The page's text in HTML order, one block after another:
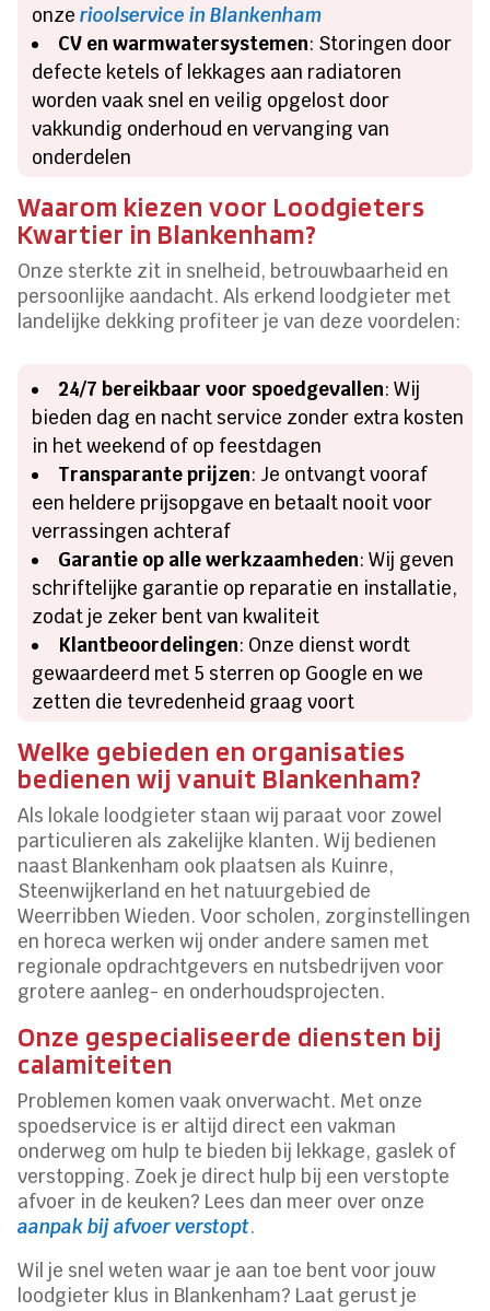
onzerioolservice in Blankenham
CV en warmwatersystemen: Storingen door
defecte ketels of lekkages aan radiatoren
worden vaak snel en veilig opgelost door
vakkundig onderhoud en vervanging van
onderdelen
Waarom kiezen voor Loodgieters
Kwartier in Blankenham?
Onze sterkte zit in snelheid, betrouwbaarheid en
persoonlijke aandacht. Als erkend loodgieter met
landelijke dekking profiteer je van deze voordelen:
24/7 bereikbaar voor spoedgevallen: Wij
bieden dag en nacht service zonder extra kosten
in het weekend of op feestdagen
Transparante prijzen: Je ontvangt vooraf
een heldere prijsopgave en betaalt nooit voor
verrassingen achteraf
Garantie op alle werkzaamheden: Wij geven
schriftelijke garantie op reparatie en installatie,
zodat je zeker bent van kwaliteit
Klantbeoordelingen: Onze dienst wordt
gewaardeerd met 5 sterren op Google en we
zetten die tevredenheid graag voort
Welke gebieden en organisaties
bedienen wij vanuit Blankenham?
Als lokale loodgieter staan wij paraat voor zowel
particulieren als zakelijke klanten. Wij bedienen
naast Blankenham ook plaatsen als Kuinre,
Steenwijkerland en het natuurgebied de
Weerribben Wieden. Voor scholen, zorginstellingen
en horeca werken wij onder andere samen met
regionale opdrachtgevers en nutsbedrijven voor
grotere aanleg- en onderhoudsprojecten.
Onze gespecialiseerde diensten bij
calamiteiten
Problemen komen vaak onverwacht. Met onze
spoedservice is er altijd direct een vakman
onderweg om hulp te bieden bij lekkage, gaslek of
verstopping. Zoek je direct hulp bij een verstopte
afvoer in de keuken? Lees dan meer over onze
aanpak bij afvoer verstopt.
Wil je snel weten waar je aan toe bent voor jouw
loodgieter klus in Blankenham? Laat gerust je